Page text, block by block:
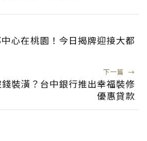
心在桃園！今日揭牌迎接大都
下一篇 →
裝潢？台中銀行推出幸福裝修
優惠貸款